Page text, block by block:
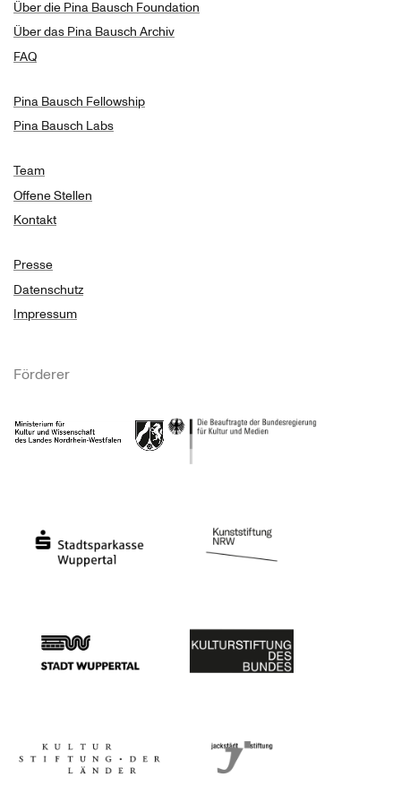
Künstlerischer Betriebsdirektor des Tanztheater
Wuppertal.
Text: Norbert Servos
Über die Pina Bausch Foundation
Über das Pina Bausch Archiv
FAQ
Pina Bausch Fellowship
Pina Bausch Labs
Team
Offene Stellen
Kontakt
Presse
Datenschutz
Impressum
Förderer